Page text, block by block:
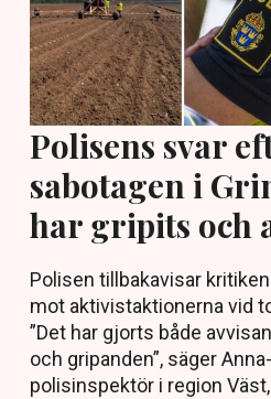
Polisens svar
sabotagen i
har gripits och
Polisen tillbakavisar
mot aktivistaktionerna vid
”Det har gjorts både
och gripanden”, säger
polisinspektör i region